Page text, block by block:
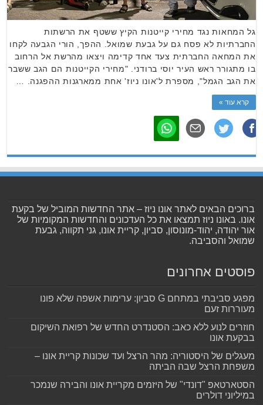
גל המחאות נגד מחירי קייטנות הקיץ ששטף את הרשתות
החברתיות לא פסח גם על גבעת שמואל. ההפך, הורי הגבעה לקחו
את המחאה החברתית צעד אחד קדימה ויצאו מהרשת אל הרחוב
בו מתגורר ראש העיר יוסי ברודני. "מחירי הקייטנות הם הגב ששבר
את הגב הגמל", מספרת ל'אונו ניוז' אחת ממארגנות ההפגנה. …
קרא עוד »
ברוכים הבאים לאתר אונו ניוז – אתר החדשות המוביל של בקעת
אונו. באונו ניוז תמצאו את כל העדכונים והחדשות המקומיות של
אור יהודה, יהוד-מונוסון, סביון, קריית אונו, גני תקווה, גבעת
שמואל והסביבה.
פוסטים אחרונים
מפגע סביבתי במתחם G סביון: ערימות אשפה שלא פונו
מעוררות זעם
חוזרים לנוע ללא כאב: הסטנדרט החדש של רפואת השיקום
בבקעת אונו
מעגלים של היסטוריה: מהר הרצל ועד שכונות קריית אונו –
משפחת הרצל שבה הביתה
הסטארטאפ "דונדי" של היזמים מקריית אונו והבירה שנמכר
במיליוני דולרים